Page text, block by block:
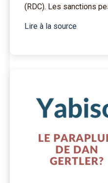
(RDC). Les sanctions
Lire à la source